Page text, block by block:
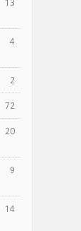
4
2
72
20
9
14